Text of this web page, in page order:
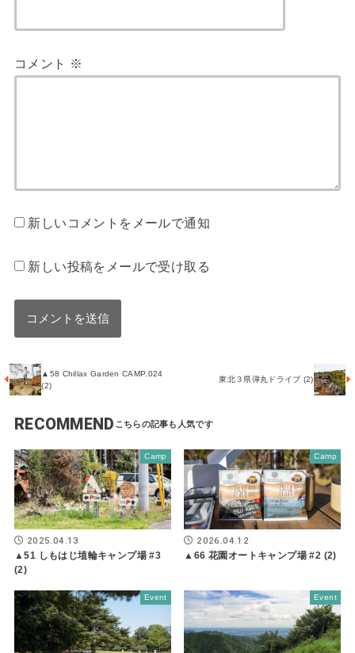
コメント ※
新しいコメントをメールで通知
新しい投稿をメールで受け取る
▲58 Chillax Garden CAMP.024
(2)
東北３県弾丸ドライブ (2)
RECOMMEND
Camp
2025.04.13
▲51 しもはじ埴輪キャンプ場 #3
(2)
Camp
2026.04.12
▲66 花園オートキャンプ場 #2 (2)
Event Event